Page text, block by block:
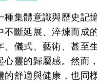
種集體意識與歷史記
不斷延展、淬煉而成
、儀式、藝術、甚至
心靈的歸屬感。然而
的舒適與健康，也同